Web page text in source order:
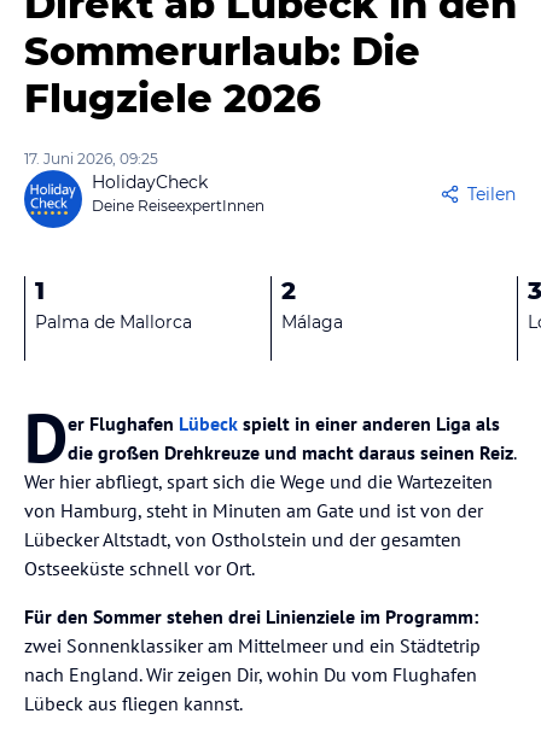
Sommerurlaub: Die
Flugziele 2026
17. Juni 2026, 09:25
HolidayCheck
Deine ReiseexpertInnen
Teilen
1
Palma de Mallorca
2
Málaga
3
Der Flughafen Lübeck spielt in einer anderen Liga als
die großen Drehkreuze und macht daraus seinen Reiz.
Wer hier abfliegt, spart sich die Wege und die Wartezeiten
von Hamburg, steht in Minuten am Gate und ist von der
Lübecker Altstadt, von Ostholstein und der gesamten
Ostseeküste schnell vor Ort.
Für den Sommer stehen drei Linienziele im Programm:
zwei Sonnenklassiker am Mittelmeer und ein Städtetrip
nach England. Wir zeigen Dir, wohin Du vom Flughafen
Lübeck aus fliegen kannst.